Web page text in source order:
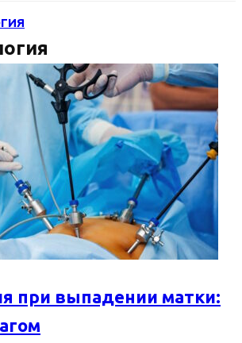
при выпадении матки: